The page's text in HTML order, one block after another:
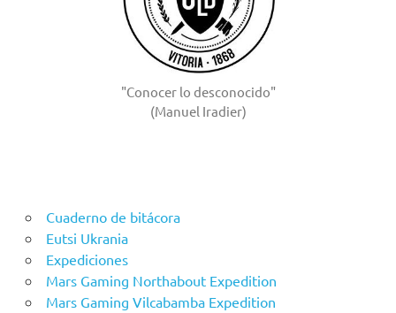
"Conocer lo desconocido"
(Manuel Iradier)
Cuaderno de bitácora
Eutsi Ukrania
Expediciones
Mars Gaming Northabout Expedition
Mars Gaming Vilcabamba Expedition